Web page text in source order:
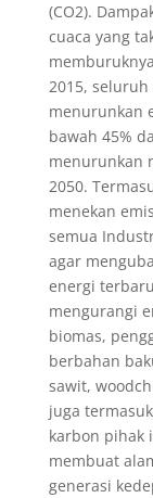
(CO2).
cuaca yang
2015,
menurunkan
bawah 45%
menurunkan
2050.
menekan
semua
agar
energi
mengurangi
biomas,
berbahan
sawit,
juga
karbon pihak
membuat
generasi